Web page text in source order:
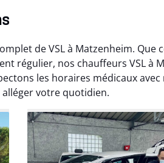
de VSL à Matzenheim.
régulier, nos chauffeurs VSL à
les horaires médicaux
votre quotidien.
Arnaud Deschamps
30 janvier 2025